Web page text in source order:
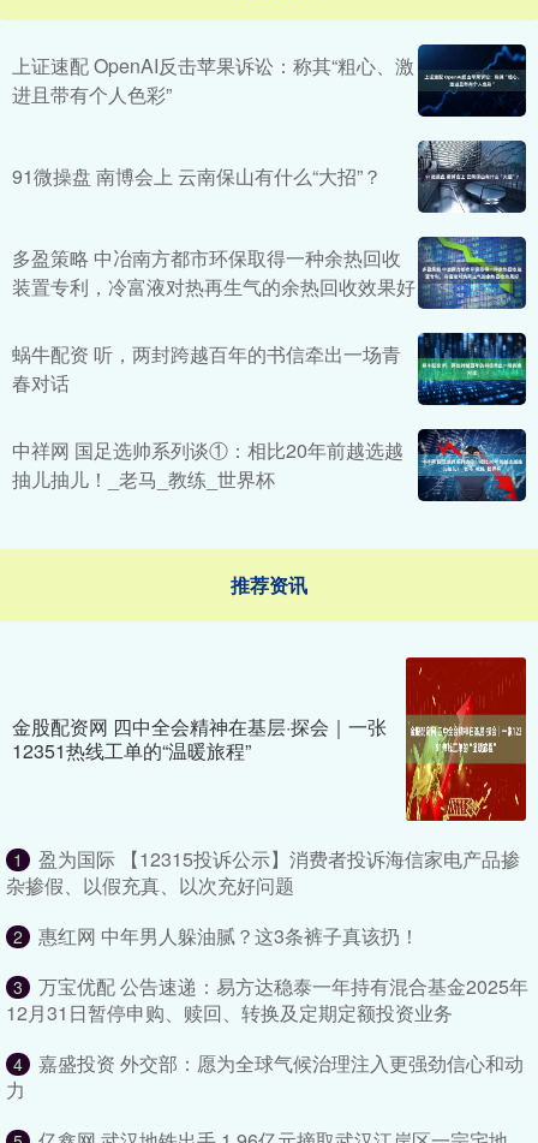
上证速配 OpenAI反击苹果诉讼：称其“粗心、激
进且带有个人色彩”
91微操盘 南博会上 云南保山有什么“大招”？
多盈策略 中冶南方都市环保取得一种余热回收
装置专利，冷富液对热再生气的余热回收效果好
蜗牛配资 听，两封跨越百年的书信牵出一场青
春对话
中祥网 国足选帅系列谈①：相比20年前越选越
抽儿抽儿！_老马_教练_世界杯
推荐资讯
金股配资网 四中全会精神在基层·探会｜一张
12351热线工单的“温暖旅程”
1
盈为国际 【12315投诉公示】消费者投诉海信家电产品掺
杂掺假、以假充真、以次充好问题
2 惠红网 中年男人躲油腻？这3条裤子真该扔！
3
万宝优配 公告速递：易方达稳泰一年持有混合基金2025年
12月31日暂停申购、赎回、转换及定期定额投资业务
4
嘉盛投资 外交部：愿为全球气候治理注入更强劲信心和动
力